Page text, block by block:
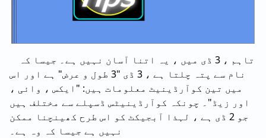
تاہم ، 3 ڈی میں ، یہ اتنا آسان نہیں ہے۔ جیسا کہ
نام سے پتہ چلتا ہے ، 3 ڈی "3 طول و عرض" ہے اور اس
میں تین کوآرڈینیٹ معلومات ہیں: "ایکس ، وائی ،
اور زیڈ"۔ چونکہ کوآرڈینیٹس ڈسپلے سے مختلف ہیں
جو 2 ڈی ہے ، لہذا آبجیکٹ کو اس طرح کھینچنا ممکن
نہیں ہے جیسا کہ وہ ہے۔